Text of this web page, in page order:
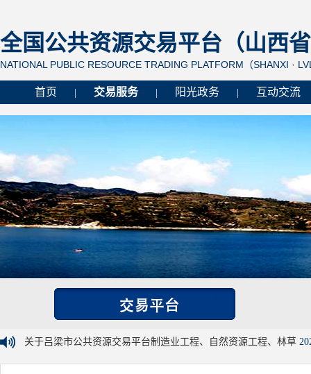
全国公共资源交易平台（山西
NATIONAL PUBLIC RESOURCE TRADING PLATFORM（SHANXI ·
首页 交易服务 阳光政务 互动交流
关于吕梁市公共资源交易平台制造业工程、自然资源工程、林草